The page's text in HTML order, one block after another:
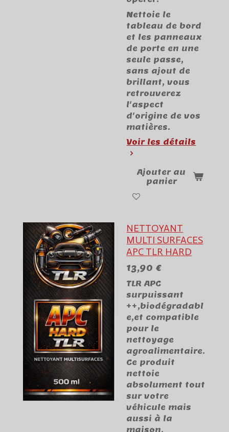
Nettoie le
tableau de bord
et les panneaux
de porte en une
seule passe,
sans ajout de
brillant, vous
retrouverez
l'aspect
d'origine de vos
matières.
Voir les détails
Ajouter au
panier
NETTOYANT
MULTI SURFACES
APC TLR HARD
13,90 €
TLR APC
surpuissant
++,biodégradabl
e,et compatible
pour le
nettoyage
agroalimentaire.
Ce produit
nettoie
absolument tout
sur votre
véhicule mais
aussi à la
maison.